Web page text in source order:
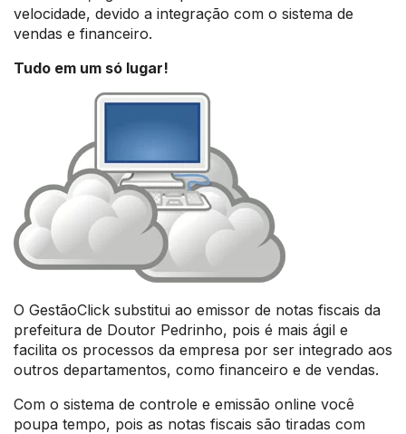
velocidade, devido a integração com o sistema de
vendas e financeiro.
Tudo em um só lugar!
O GestãoClick substitui ao emissor de notas fiscais da
prefeitura de Doutor Pedrinho, pois é mais ágil e
facilita os processos da empresa por ser integrado aos
outros departamentos, como financeiro e de vendas.
Com o sistema de controle e emissão online você
poupa tempo, pois as notas fiscais são tiradas com